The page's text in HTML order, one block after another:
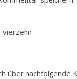
vierzehn
über nachfolgende